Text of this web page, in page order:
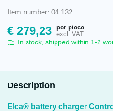
Item number: 04.132
€ 279,23
per piece
excl. VAT
In stock, shipped within 1-2
Description
Elca® battery charger